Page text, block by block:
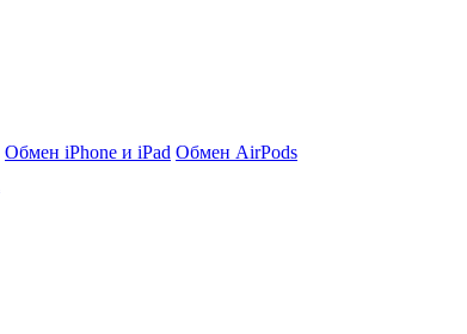
Обмен iPhone и iPad Обмен AirPods